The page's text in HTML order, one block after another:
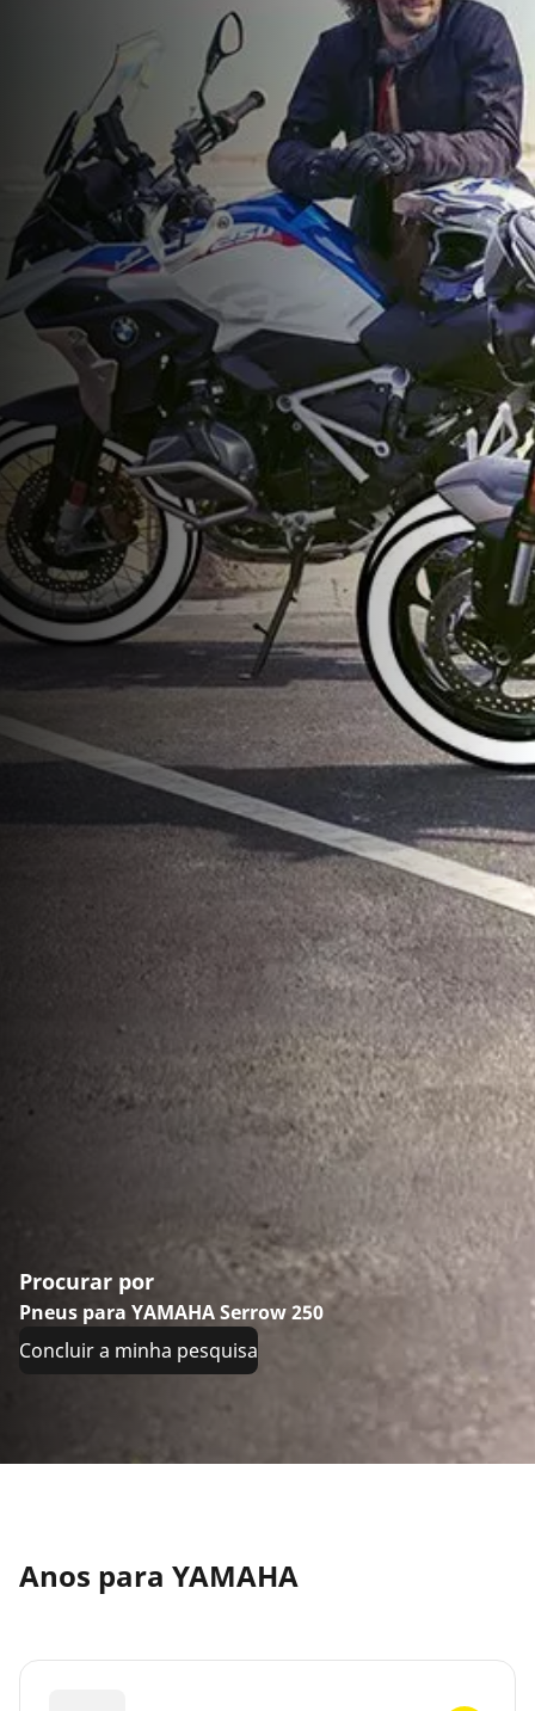
Procurar por
Pneus para YAMAHA Serrow 250
Concluir a minha pesquisa
Anos para YAMAHA